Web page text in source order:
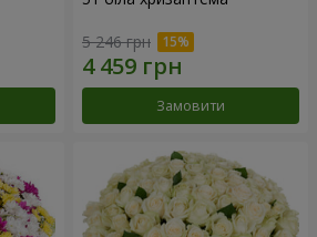
5 246 грн
Замовити